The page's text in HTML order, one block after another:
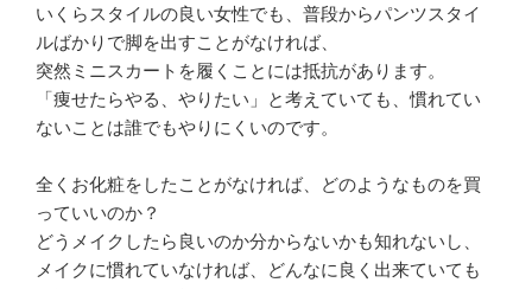
いくらスタイルの良い女性でも、普段からパンツスタイ
ルばかりで脚を出すことがなければ、
突然ミニスカートを履くことには抵抗があります。
「痩せたらやる、やりたい」と考えていても、慣れてい
ないことは誰でもやりにくいのです。
全くお化粧をしたことがなければ、どのようなものを買
っていいのか？
どうメイクしたら良いのか分からないかも知れないし、
メイクに慣れていなければ、どんなに良く出来ていても